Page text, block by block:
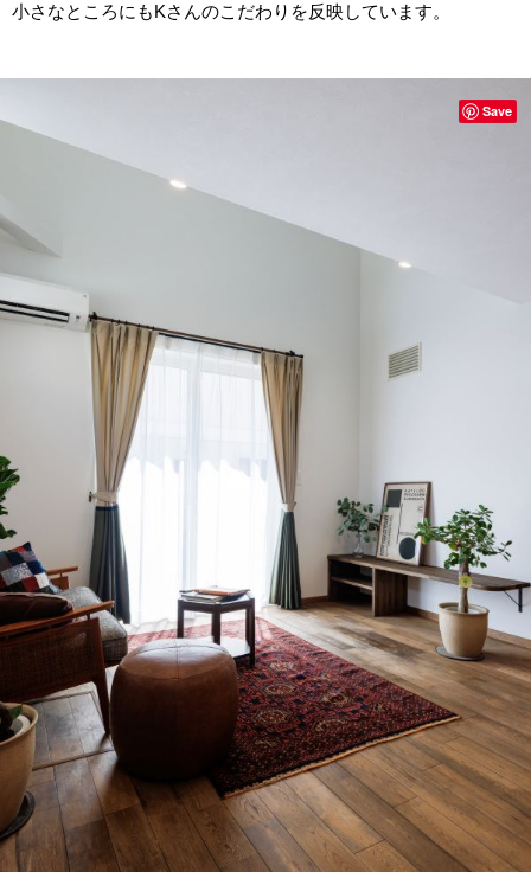
小さなところにもKさんのこだわりを反映しています。
Save